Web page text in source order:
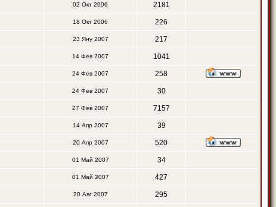
02 Окт 2006 2181
18 Окт 2006 226
23 Яну 2007 217
14 Фев 2007 1041
24 Фев 2007 258
24 Фев 2007 30
27 Фев 2007 7157
14 Апр 2007 39
20 Апр 2007 520
01 Май 2007 34
01 Май 2007 427
20 Авг 2007 295